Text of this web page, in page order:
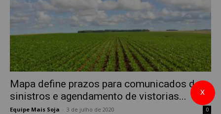
Mapa define prazos para comunicados de
sinistros e agendamento de vistorias...
Equipe Mais Soja 3 de julho de 2020 0
X